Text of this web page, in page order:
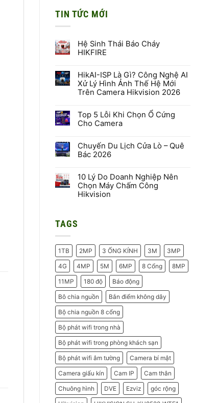
TIN TỨC MỚI
Hệ Sinh Thái Báo Cháy
HIKFIRE
bình
luận
ở
Hệ
Báo
Cháy
HIKFIRE
HikAI-ISP Là Gì? Công Nghệ AI
Xử Lý Hình Ảnh Thế Hệ Mới
Trên Camera Hikvision 2026
bình
luận
ở
Là
Gì?
Công
Xử
Lý
Hình
Ảnh
Camera
Top 5 Lỗi Khi Chọn Ổ Cứng
Cho Camera
bình
luận
ở
Lỗi
Khi
Chọn
Ổ
Chuyến Du Lịch Cửa Lò – Quê
Bác 2026
bình
luận
ở
Chuyến
–
2026
10 Lý Do Doanh Nghiệp Nên
Chọn Máy Chấm Công
Hikvision
ở
Do
Doanh
Nghiệp
Nên
Chọn
Máy
Chấm
Công
Hikvision
TAGS
1TB 2MP 3 ỐNG KÍNH 3M
3MP
4G
4MP 5M 6MP 8 Cổng
8MP
11MP
180 độ
Báo động
Bô chia nguồn
Bắn điểm không dây
Bộ chia nguồn 8 cổng
Bộ phát wifi trong nhà
Bộ phát wifi trong phòng khách sạn
Bộ phát wifi âm tường
Camera bí mật
Camera giấu kín
Cam IP
Cam thân
Chuông hình
DVE Ezviz
góc rộng